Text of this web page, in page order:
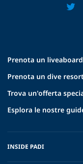
Prenota un liveaboard
Prenota un dive
Trova un'offerta
Esplora le nostre
INSIDE PADI